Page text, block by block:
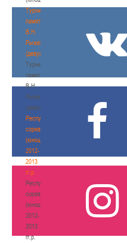
Турнир
памяти
В.Н.
Рыженкова
(девушки)
Турнир
памяти
В.Н.
Рыженкова
(девушки)
Республиканские
соревнования
(юноши)
2012-
2013
гг.р.
Республиканские
соревнования
(юноши)
2012-
2013
гг.р.